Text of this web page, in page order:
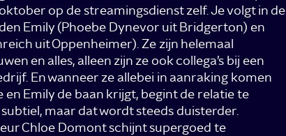
op de streamingsdienst zelf. Je volgt in de
Emily (Phoebe Dynevor uit Bridgerton) en
uit Oppenheimer). Ze zijn helemaal
en alles, alleen zijn ze ook collega’s bij een
En wanneer ze allebei in aanraking komen
Emily de baan krijgt, begint de relatie te
maar dat wordt steeds duisterder.
Chloe Domont schijnt supergoed te